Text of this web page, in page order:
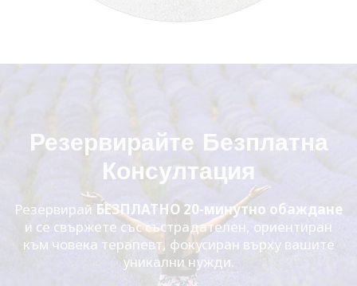
Резервирайте Безплатна
Консултация
Резервирай БЕЗПЛАТНО 20-минутно обаждане
и се свържете със състрадателен, ориентиран
към човека терапевт, фокусиран върху вашите
уникални нужди.